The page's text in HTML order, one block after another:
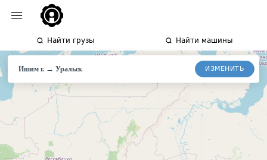
Найти грузы Найти машины
Ишим г. →Уральск ИЗМЕНИТЬ